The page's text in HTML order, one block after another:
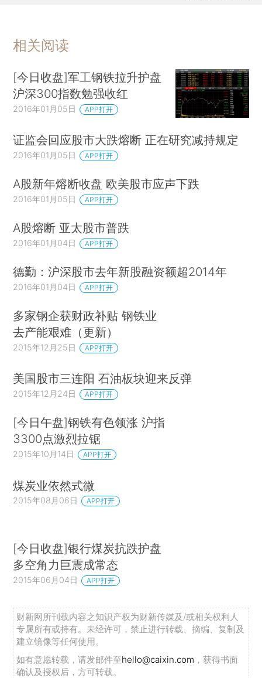
相关阅读
[今日收盘]军工钢铁拉升护盘
沪深300指数勉强收红
2016年01月05日 APP打开
证监会回应股市大跌熔断 正在研究减持规定
2016年01月05日 APP打开
A股新年熔断收盘 欧美股市应声下跌
2016年01月05日 APP打开
A股熔断 亚太股市普跌
2016年01月04日 APP打开
德勤：沪深股市去年新股融资额超2014年
2016年01月04日 APP打开
多家钢企获财政补贴 钢铁业
去产能艰难（更新）
2015年12月25日 APP打开
美国股市三连阳 石油板块迎来反弹
2015年12月24日 APP打开
[今日午盘]钢铁有色领涨 沪指
3300点激烈拉锯
2015年10月14日 APP打开
煤炭业依然式微
2015年08月06日 APP打开
[今日收盘]银行煤炭抗跌护盘
多空角力巨震成常态
2015年06月04日 APP打开
财新网所刊载内容之知识产权为财新传媒及/或相关权利人
专属所有或持有。未经许可，禁止进行转载、摘编、复制及
建立镜像等任何使用。
如有意愿转载，请发邮件至hello@caixin.com ，获得书面
确认及授权后，方可转载。